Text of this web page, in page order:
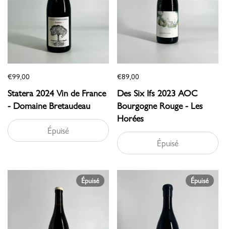
€99,00
Statera 2024 Vin de France
- Domaine Bretaudeau
Épuisé
€89,00
Des Six Ifs 2023 AOC
Bourgogne Rouge - Les
Horées
Épuisé
Épuisé Épuisé